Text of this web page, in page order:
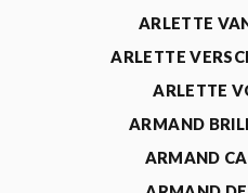
ARLETTE
ARLETTE
ARLETTE
ARMAND
ARMAND